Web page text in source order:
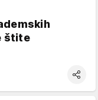
štite